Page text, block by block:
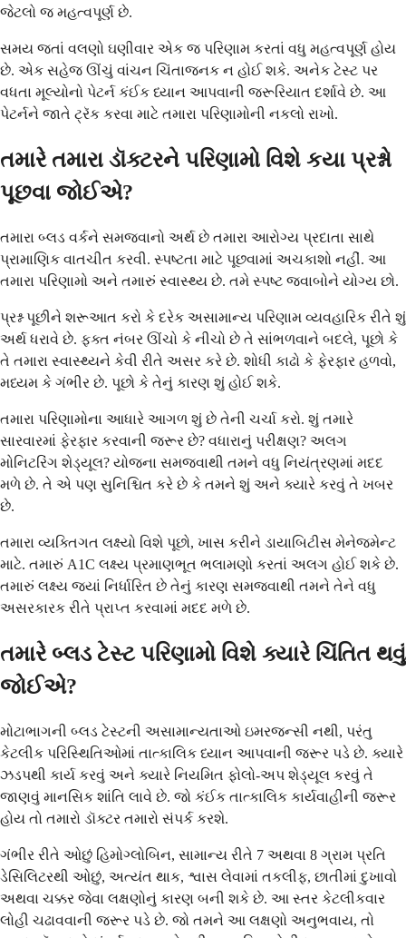
જેટલો જ મહત્વપૂર્ણ છે.
સમય જતાં વલણો ઘણીવાર એક જ પરિણામ કરતાં વધુ મહત્વપૂર્ણ હોય
છે. એક સહેજ ઊંચું વાંચન ચિંતાજનક ન હોઈ શકે. અનેક ટેસ્ટ પર
વધતા મૂલ્યોનો પેટર્ન કંઈક ધ્યાન આપવાની જરૂરિયાત દર્શાવે છે. આ
પેટર્નને જાતે ટ્રૅક કરવા માટે તમારા પરિણામોની નકલો રાખો.
તમારે તમારા ડૉક્ટરને પરિણામો વિશે કયા પ્રશ્નો
પૂછવા જોઈએ?
તમારા બ્લડ વર્કને સમજવાનો અર્થ છે તમારા આરોગ્ય પ્રદાતા સાથે
પ્રામાણિક વાતચીત કરવી. સ્પષ્ટતા માટે પૂછવામાં અચકાશો નહીં. આ
તમારા પરિણામો અને તમારું સ્વાસ્થ્ય છે. તમે સ્પષ્ટ જવાબોને યોગ્ય છો.
પ્રશ્ન પૂછીને શરૂઆત કરો કે દરેક અસામાન્ય પરિણામ વ્યવહારિક રીતે શું
અર્થ ધરાવે છે. ફક્ત નંબર ઊંચો કે નીચો છે તે સાંભળવાને બદલે, પૂછો કે
તે તમારા સ્વાસ્થ્યને કેવી રીતે અસર કરે છે. શોધી કાઢો કે ફેરફાર હળવો,
મધ્યમ કે ગંભીર છે. પૂછો કે તેનું કારણ શું હોઈ શકે.
તમારા પરિણામોના આધારે આગળ શું છે તેની ચર્ચા કરો. શું તમારે
સારવારમાં ફેરફાર કરવાની જરૂર છે? વધારાનું પરીક્ષણ? અલગ
મોનિટરિંગ શેડ્યૂલ? યોજના સમજવાથી તમને વધુ નિયંત્રણમાં મદદ
મળે છે. તે એ પણ સુનિશ્ચિત કરે છે કે તમને શું અને ક્યારે કરવું તે ખબર
છે.
તમારા વ્યક્તિગત લક્ષ્યો વિશે પૂછો, ખાસ કરીને ડાયાબિટીસ મેનેજમેન્ટ
માટે. તમારું A1C લક્ષ્ય પ્રમાણભૂત ભલામણો કરતાં અલગ હોઈ શકે છે.
તમારું લક્ષ્ય જ્યાં નિર્ધારિત છે તેનું કારણ સમજવાથી તમને તેને વધુ
અસરકારક રીતે પ્રાપ્ત કરવામાં મદદ મળે છે.
તમારે બ્લડ ટેસ્ટ પરિણામો વિશે ક્યારે ચિંતિત થવું
જોઈએ?
મોટાભાગની બ્લડ ટેસ્ટની અસામાન્યતાઓ ઇમરજન્સી નથી, પરંતુ
કેટલીક પરિસ્થિતિઓમાં તાત્કાલિક ધ્યાન આપવાની જરૂર પડે છે. ક્યારે
ઝડપથી કાર્ય કરવું અને ક્યારે નિયમિત ફોલો-અપ શેડ્યૂલ કરવું તે
જાણવું માનસિક શાંતિ લાવે છે. જો કંઈક તાત્કાલિક કાર્યવાહીની જરૂર
હોય તો તમારો ડૉક્ટર તમારો સંપર્ક કરશે.
ગંભીર રીતે ઓછું હિમોગ્લોબિન, સામાન્ય રીતે 7 અથવા 8 ગ્રામ પ્રતિ
ડેસિલિટરથી ઓછું, અત્યંત થાક, શ્વાસ લેવામાં તકલીફ, છાતીમાં દુખાવો
અથવા ચક્કર જેવા લક્ષણોનું કારણ બની શકે છે. આ સ્તર કેટલીકવાર
લોહી ચઢાવવાની જરૂર પડે છે. જો તમને આ લક્ષણો અનુભવાય, તો